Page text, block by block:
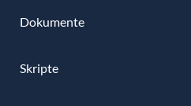
Dokumente
Skripte